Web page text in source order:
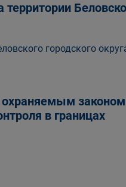
городского
охраняемым законом
в границах